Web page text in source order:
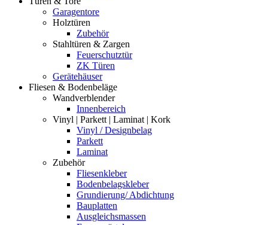
Garagentore
Holztüren
Zubehör
Stahltüren & Zargen
Feuerschutztür
ZK Türen
Gerätehäuser
Fliesen & Bodenbeläge
Wandverblender
Innenbereich
Vinyl | Parkett | Laminat | Kork
Vinyl / Designbelag
Parkett
Laminat
Zubehör
Fliesenkleber
Bodenbelagskleber
Grundierung/ Abdichtung
Bauplatten
Ausgleichsmassen